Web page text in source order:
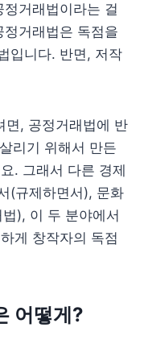
거래법이라는 걸
거래법은 독점을
입니다. 반면, 저작
면, 공정거래법에 반
리기 위해서 만든
. 그래서 다른 경제
(규제하면서), 문화
), 이 두 분야에서
게 창작자의 독점
어떻게?